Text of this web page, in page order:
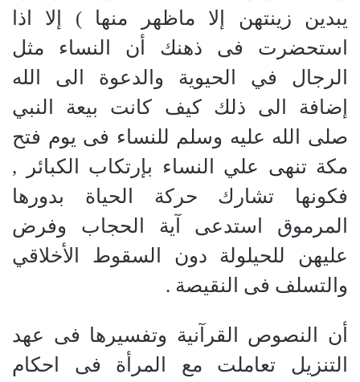
يبدين زينتهن إلا ماظهر منها ) إلا اذا
استحضرت فى ذهنك أن النساء مثل
الرجال في الحيوية والدعوة الى الله
إضافة الى ذلك كيف كانت بيعة النبي
صلى الله عليه وسلم للنساء فى يوم فتح
مكة تنهى علي النساء بإرتكاب الكبائر ,
فكونها تشارك حركة الحياة بدورها
المرموق استدعى آية الحجاب وفرض
عليهن للحيلولة دون السقوط الأخلاقي
والتسلف فى النقيصة .
أن النصوص القرآنية وتفسيرها فى عهد
التنزيل تعاملت مع المرأة فى احكام